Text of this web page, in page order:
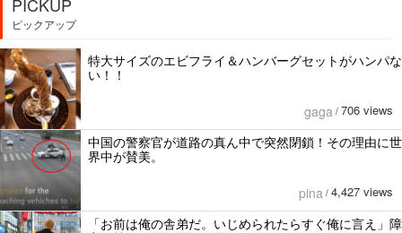
PICKUP
ピックアップ
特大サイズのエビフライ＆ハンバーグセットがハンパな
い！！
gaga / 706 views
中国の警察官が道路の真ん中で突然閉鎖！その理由に世
界中が賛美。
pina / 4,427 views
「お前は俺の舎弟だ。いじめられたらすぐ俺に言え」障